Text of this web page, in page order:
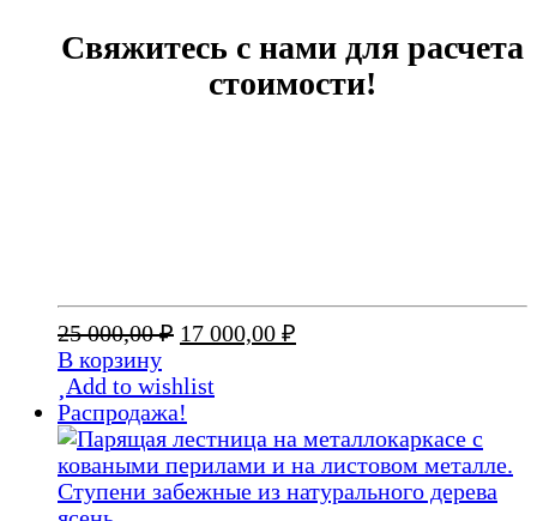
Свяжитесь с нами для расчета
стоимости!
25 000,00₽ Первоначальная
составляла
25
000,00 ₽.
17 000,00 ₽
В корзину
Add to wishlist
Распродажа!